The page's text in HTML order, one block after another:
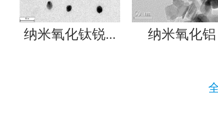
纳米氧化钛锐... 纳米氧化铝